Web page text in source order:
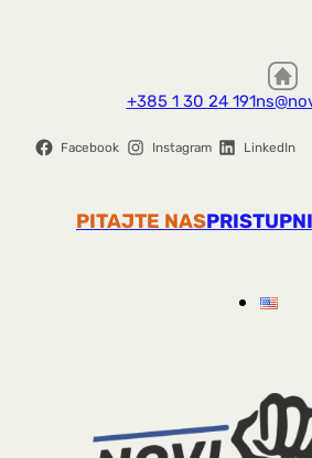
+385 1 30 24 191
Facebook Instagram LinkedIn
PITAJTE NAS